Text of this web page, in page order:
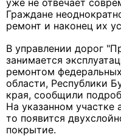
уже не отвечает
Граждане
ремонт и наконец их
В управлении дорог
занимается
ремонтом
области, Республики
края, сообщили
На указанном
то появится
покрытие.